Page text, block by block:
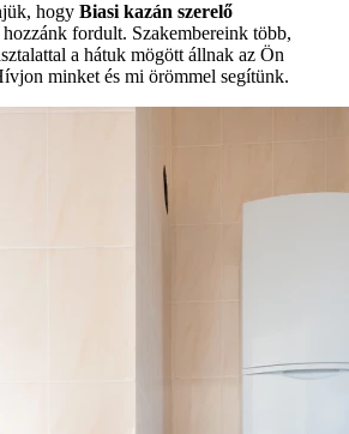
hogy Biasi kazán szerelő
hozzánk fordult. Szakembereink több,
a hátuk mögött állnak az Ön
minket és mi örömmel segítünk.